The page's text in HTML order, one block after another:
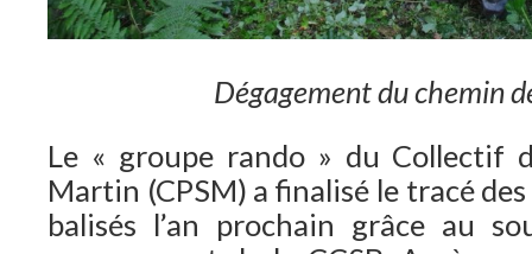
Dégagement du chemin
Le « groupe rando » du Collectif
Martin (CPSM) a finalisé le tracé
balisés l’an prochain grâce au